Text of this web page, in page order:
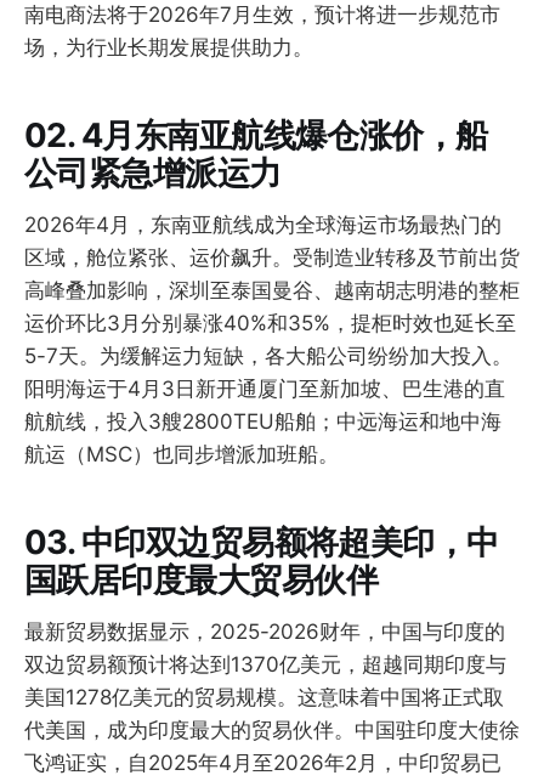
南电商法将于2026年7月生效，预计将进一步规范市
场，为行业长期发展提供助力。
02. 4月东南亚航线爆仓涨价，船
公司紧急增派运力
2026年4月，东南亚航线成为全球海运市场最热门的
区域，舱位紧张、运价飙升。受制造业转移及节前出货
高峰叠加影响，深圳至泰国曼谷、越南胡志明港的整柜
运价环比3月分别暴涨40%和35%，提柜时效也延长至
5-7天。为缓解运力短缺，各大船公司纷纷加大投入。
阳明海运于4月3日新开通厦门至新加坡、巴生港的直
航航线，投入3艘2800TEU船舶；中远海运和地中海
航运（MSC）也同步增派加班船。
03. 中印双边贸易额将超美印，中
国跃居印度最大贸易伙伴
最新贸易数据显示，2025-2026财年，中国与印度的
双边贸易额预计将达到1370亿美元，超越同期印度与
美国1278亿美元的贸易规模。这意味着中国将正式取
代美国，成为印度最大的贸易伙伴。中国驻印度大使徐
飞鸿证实，自2025年4月至2026年2月，中印贸易已